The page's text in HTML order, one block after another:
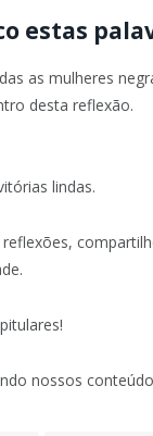
estas
as mulheres
desta reflexão.
lindas.
nossos